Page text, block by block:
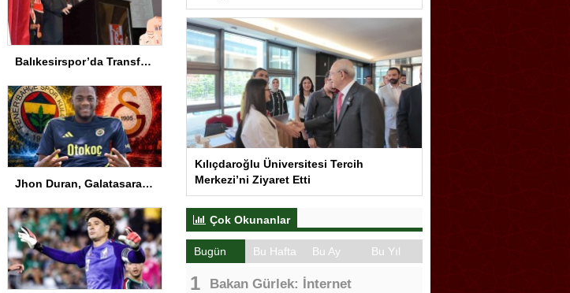
Balıkesirspor’da Transferde Yeni Yaklaşım
Jhon Duran, Galatasaray ile anlaştı! İşte sözleşmesindeki özel madde
Kılıçdaroğlu Üniversitesi Tercih
Merkezi’ni Ziyaret Etti
Çok Okunanlar
Bugün Bu Hafta Bu Ay Bu Yıl
Bakan Gürlek: İnternet